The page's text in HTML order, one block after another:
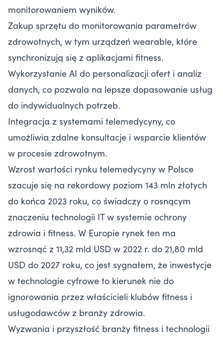
monitorowaniem wyników.
Zakup sprzętu do monitorowania parametrów
zdrowotnych, w tym urządzeń wearable, które
synchronizują się z aplikacjami fitness.
Wykorzystanie AI do personalizacji ofert i analiz
danych, co pozwala na lepsze dopasowanie usług
do indywidualnych potrzeb.
Integracja z systemami telemedycyny, co
umożliwia zdalne konsultacje i wsparcie klientów
w procesie zdrowotnym.
Wzrost wartości rynku telemedycyny w Polsce
szacuje się na rekordowy poziom 143 mln złotych
do końca 2023 roku, co świadczy o rosnącym
znaczeniu technologii IT w systemie ochrony
zdrowia i fitness. W Europie rynek ten ma
wzrosnąć z 11,32 mld USD w 2022 r. do 21,80 mld
USD do 2027 roku, co jest sygnałem, że inwestycje
w technologie cyfrowe to kierunek nie do
ignorowania przez właścicieli klubów fitness i
usługodawców z branży zdrowia.
Wyzwania i przyszłość branży fitness i technologii